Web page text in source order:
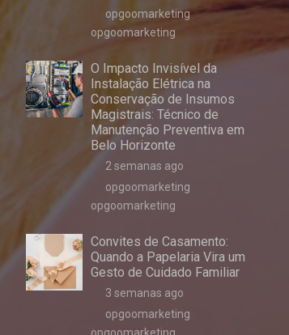
opgoomarketing
opgoomarketing
O Impacto Invisível da
Instalação Elétrica na
Conservação de Insumos
Magistrais: Técnico de
Manutenção Preventiva em
Belo Horizonte
2 semanas ago
opgoomarketing
opgoomarketing
Convites de Casamento:
Quando a Papelaria Vira um
Gesto de Cuidado Familiar
3 semanas ago
opgoomarketing